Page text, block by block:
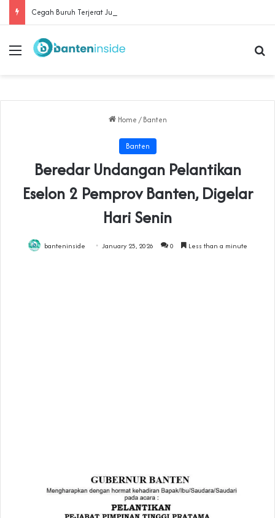
Menu
Home / Banten
Banten
Beredar Undangan Pelantikan
Eselon 2 Pemprov Banten, Digelar
Hari Senin
banteninside January 25, 2026 0 Less than a minute